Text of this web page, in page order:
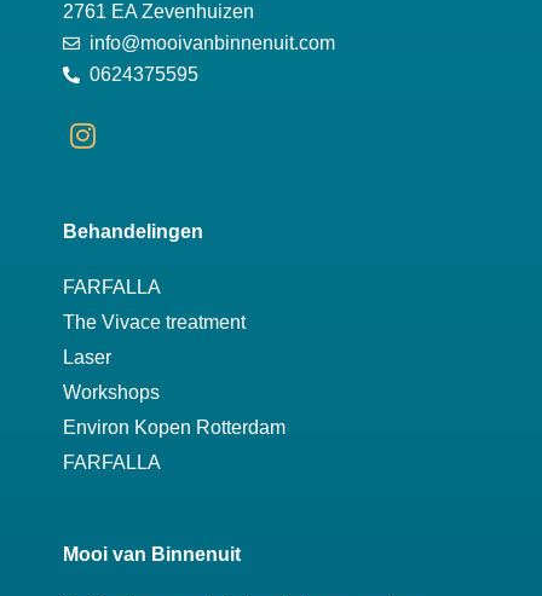
2761 EA Zevenhuizen
info@mooivanbinnenuit.com
0624375595
Behandelingen
FARFALLA
The Vivace treatment
Laser
Workshops
Environ Kopen Rotterdam
FARFALLA
Mooi van Binnenuit